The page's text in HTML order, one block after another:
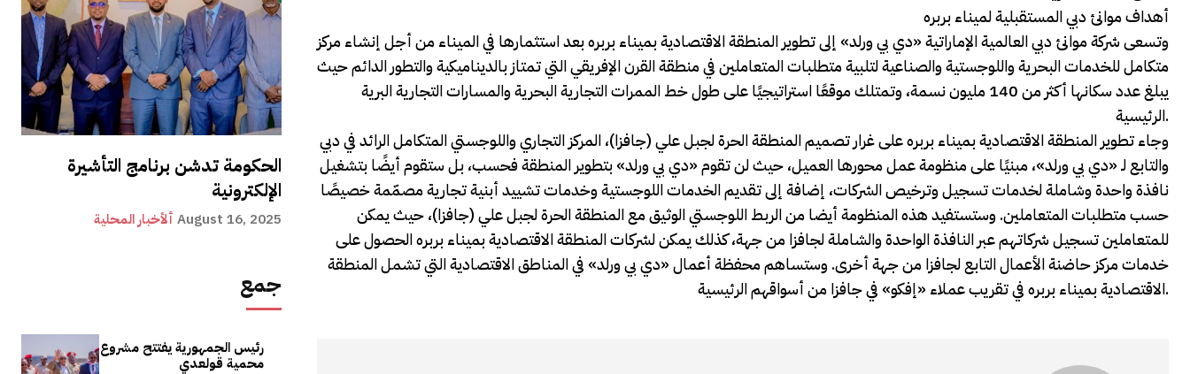
الحكومة تدشن برنامج التأشيرة
الإلكترونية
ألأخبار المحلية August 16, 2025
جمع
رئيس الجمهورية يفتتح مشروع
محمية قولعدي
أهداف موانئ دبي المستقبلية لميناء بربره
وتسعى شركة موانئ دبي العالمية الإماراتية «دي بي ورلد» إلى تطوير المنطقة الاقتصادية بميناء بربره بعد استثمارها في الميناء من أجل إنشاء مركز
متكامل للخدمات البحرية واللوجستية والصناعية لتلبية متطلبات المتعاملين في منطقة القرن الإفريقي التي تمتاز بالديناميكية والتطور الدائم حيث
يبلغ عدد سكانها أكثر من 140 مليون نسمة، وتمتلك موقعًا استراتيجيًا على طول خط الممرات التجارية البحرية والمسارات التجارية البرية
الرئيسية.
وجاء تطوير المنطقة الاقتصادية بميناء بربره على غرار تصميم المنطقة الحرة لجبل علي (جافزا)، المركز التجاري واللوجستي المتكامل الرائد في دبي
والتابع لـ «دي بي ورلد»، مبنيًا على منظومة عمل محورها العميل، حيث لن تقوم «دي بي ورلد» بتطوير المنطقة فحسب، بل ستقوم أيضًا بتشغيل
نافذة واحدة وشاملة لخدمات تسجيل وترخيص الشركات، إضافة إلى تقديم الخدمات اللوجستية وخدمات تشييد أبنية تجارية مصمّمة خصيصًا
حسب متطلبات المتعاملين. وستستفيد هذه المنظومة أيضا من الربط اللوجستي الوثيق مع المنطقة الحرة لجبل علي (جافزا)، حيث يمكن
للمتعاملين تسجيل شركاتهم عبر النافذة الواحدة والشاملة لجافزا من جهة، كذلك يمكن لشركات المنطقة الاقتصادية بميناء بربره الحصول على
خدمات مركز حاضنة الأعمال التابع لجافزا من جهة أخرى. وستساهم محفظة أعمال «دي بي ورلد» في المناطق الاقتصادية التي تشمل المنطقة
الاقتصادية بميناء بربره في تقريب عملاء «إفكو» في جافزا من أسواقهم الرئيسية.